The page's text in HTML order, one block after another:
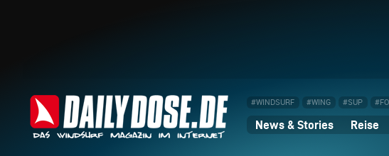
#WINDSURF #WING #SUP
News & Stories Reise